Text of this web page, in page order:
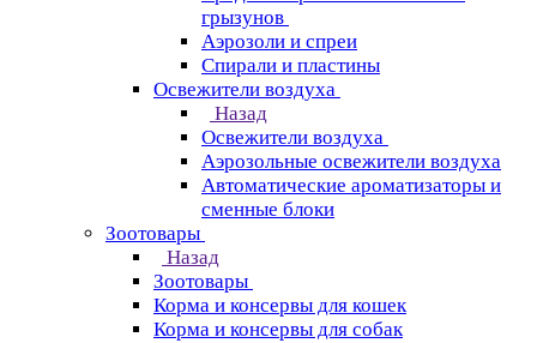
грызунов
Аэрозоли и спреи
Спирали и пластины
Освежители воздуха
Назад
Освежители воздуха
Аэрозольные освежители воздуха
Автоматические ароматизаторы и
сменные блоки
Зоотовары
Назад
Зоотовары
Корма и консервы для кошек
Корма и консервы для собак